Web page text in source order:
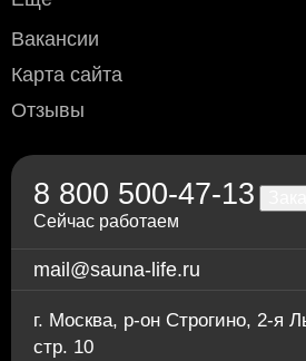
банк; для юрлиц и ИП —
Стеклянная дверь для
69.779 64.044
Вакансии
Карта сайта
Отзывы
8 800 500-47-13
Сейчас работаем
mail@sauna-life.ru
г. Москва, р-он Строгино, 2-я
стр. 10